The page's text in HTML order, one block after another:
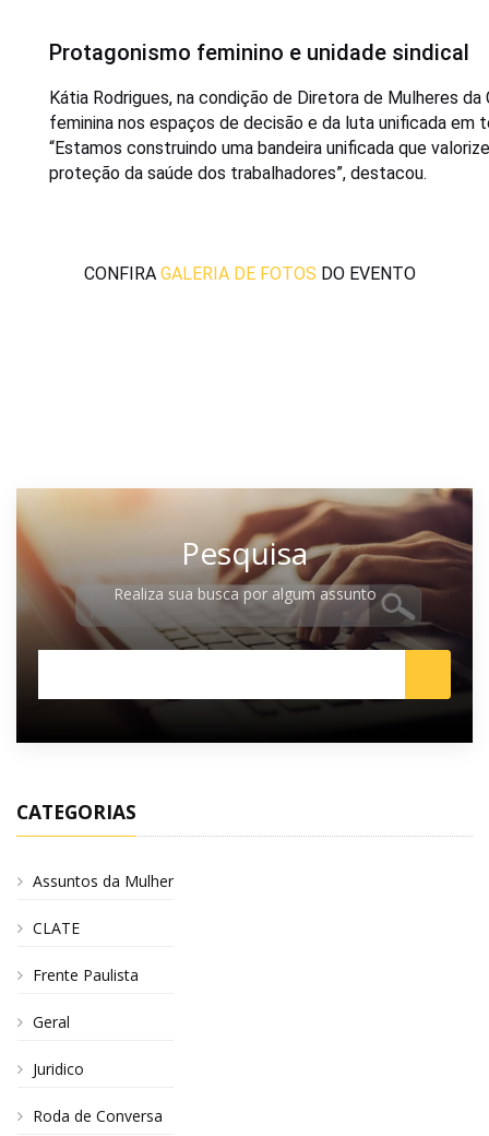
Protagonismo feminino e unidade sindical
Kátia Rodrigues, na condição de Diretora de Mulheres
feminina nos espaços de decisão e da luta unificada em
“Estamos construindo uma bandeira unificada que
proteção da saúde dos trabalhadores”, destacou.
	CONFIRA
GALERIA DE FOTOS DO EVENTO
Pesquisa
Realiza sua busca por algum assunto
CATEGORIAS
Assuntos da Mulher
CLATE
Frente Paulista
Geral
Juridico
Roda de Conversa